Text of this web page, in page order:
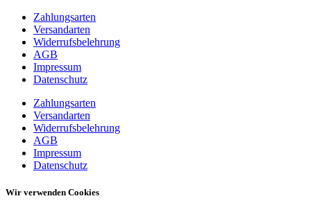
Zahlungsarten
Versandarten
Widerrufsbelehrung
AGB
Impressum
Datenschutz
Zahlungsarten
Versandarten
Widerrufsbelehrung
AGB
Impressum
Datenschutz
Wir verwenden Cookies